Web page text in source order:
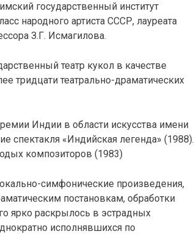
государственный институт
народного артиста СССР, лауреата
З.Г. Исмагилова.
театр кукол в качестве
тридцати театрально-драматических
Индии в области искусства имени
спектакля «Индийская легенда» (1988).
композиторов (1983)
симфонические произведения,
постановкам, обработки
ярко раскрылось в эстрадных
исполнявшихся по